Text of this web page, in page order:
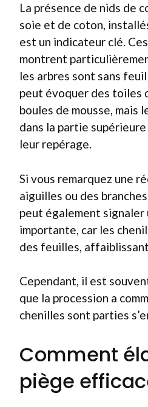
La présence de nids de
soie et de coton,
est un indicateur clé.
montrent
les arbres sont sans
peut évoquer des toiles
boules de mousse, mais
dans la partie
leur repérage.
Si vous remarquez une
aiguilles ou des
peut également
importante, car les
des feuilles, affaiblissant
Cependant, il est
que la procession a
chenilles sont parties
Comment
piège